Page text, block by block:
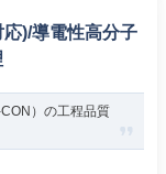
)/導電性高分子
）の工程品質